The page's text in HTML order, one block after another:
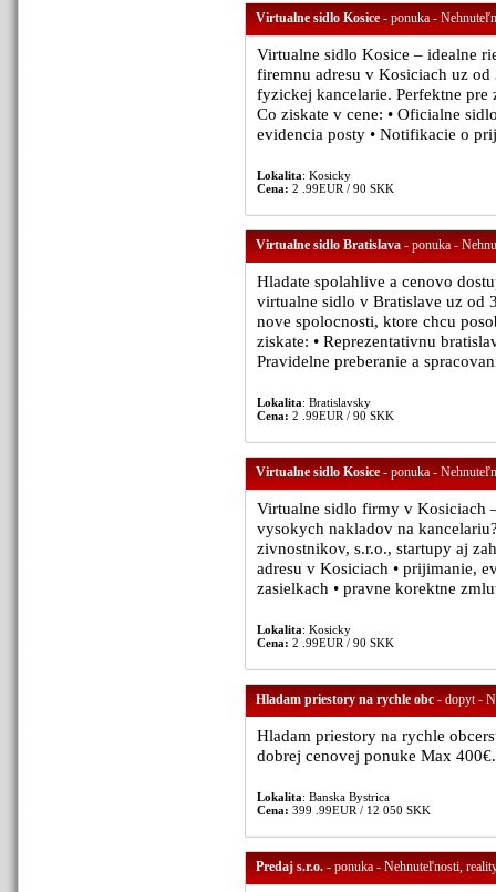
Virtualne sidlo Kosice- ponuka -
Virtualne sidlo Kosice – idealne
firemnu adresu v Kosiciach uz
fyzickej kancelarie. Perfektne
Co ziskate v cene: • Oficialne
evidencia posty • Notifikacie o
Lokalita: Kosicky
Cena: 2 .99EUR / 90 SKK
Virtualne sidlo Bratislava- ponuka -
Hladate spolahlive a cenovo
virtualne sidlo v Bratislave uz od
nove spolocnosti, ktore chcu
ziskate: • Reprezentativnu
Pravidelne preberanie a
Lokalita: Bratislavsky
Cena: 2 .99EUR / 90 SKK
Virtualne sidlo Kosice- ponuka -
Virtualne sidlo firmy v Kosiciach
vysokych nakladov na
zivnostnikov, s.r.o., startupy aj
adresu v Kosiciach • prijimanie,
zasielkach • pravne korektne
Lokalita: Kosicky
Cena: 2 .99EUR / 90 SKK
Hladam priestory na rychle obc- dopyt -
Hladam priestory na rychle
dobrej cenovej ponuke Max
Lokalita: Banska Bystrica
Cena: 399 .99EUR / 12 050 SKK
Predaj s.r.o.- ponuka - Nehnuteľnosti,